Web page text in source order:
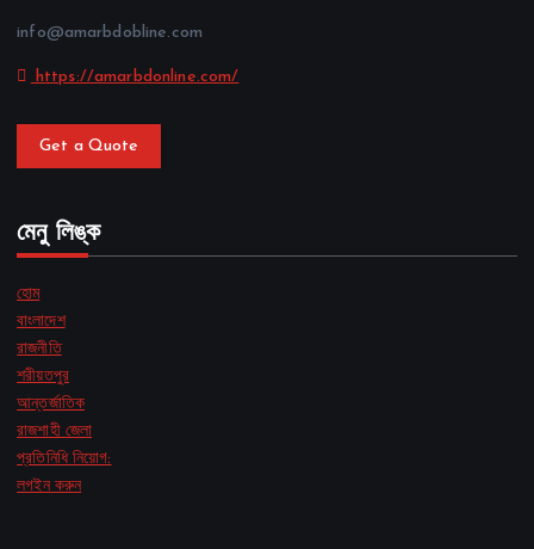
info@amarbdobline.com
https://amarbdonline.com/
Get a Quote
মেনু লিঙ্ক
হোম
বাংলাদেশ
রাজনীতি
শরীয়তপুর
আন্তর্জাতিক
রাজশাহী জেলা
প্রতিনিধি নিয়োগ:
লগইন করুন